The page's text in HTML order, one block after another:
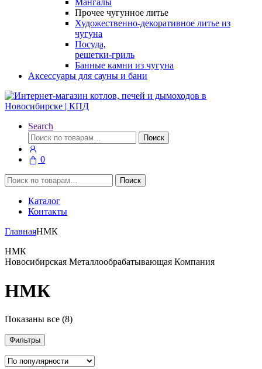
Прочее чугунное литье
Художественно-декоративное литье из
чугуна
Посуда,
решетки-гриль
Банные камни из чугуна
Аксессуары для сауны и бани
Search
Искать:
Поиск
0
Искать:
Поиск
Каталог
Контакты
ГлавнаяНМК
НМК
Новосибирская Металлообрабатывающая Компания
НМК
Показаны все (8)Сортировка:
Фильтры